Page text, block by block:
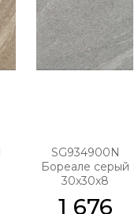
SG934900N
Бореале серый
30x30x8
1 676